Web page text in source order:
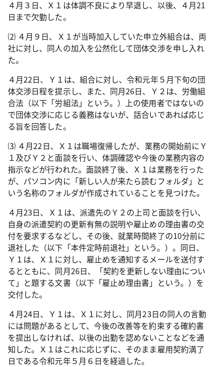
４月３日、Ｘ１は体調不良により早退し、以後、４月21
日まで欠勤した。
⑵ ４月９日、Ｘ１が当時加入していた申立外組合は、両
社に対し、同人の加入を公然化して団体交渉を申し入れ
た。
４月22日、Ｙ１は、組合に対し、令和元年５月下旬の団
体交渉日程を提示し、また、同月26日、Ｙ２は、労働組
合法（以下「労組法」という。）上の使用者ではないの
で団体交渉に応じる義務はないが、話合いであれば応じ
る旨を回答した。
⑶ ４月22日、Ｘ１は職場復帰したが、業務の開始前にＹ
１及びＹ２と面談を行い、体調確認や今後の業務内容の
指示などが行われた。面談終了後、Ｘ１は業務を行った
が、パソコン内に「新しい人が来たら読むフォルダ」と
いう名称のフォルダが作成されていることを見つけた。
４月23日、Ｘ１は、派遣先のＹ２の上司と面談を行い、
自身の派遣契約の更新有無の説明や雇止めの理由書の交
付を要求するなどし、その後、就業時間終了の10分前に
退社した（以下「本件定時前退社」という。）。同日、
Ｙ１は、Ｘ１に対し、雇止めを通知するメールを送付す
るとともに、同月26日、「契約を更新しない理由につい
て」と題する文書（以下「雇止め理由書」という。）を
交付した。
４月24日、Ｙ１は、Ｘ１に対し、同月23日の同人の言動
には問題があるとして、今後の改善等を約束する確約書
を提出しなければ、以後の出勤を認めないことなどを通
知した。Ｘ１はこれに応じずに、そのまま雇用契約満了
日である令和元年５月６日を経過した。